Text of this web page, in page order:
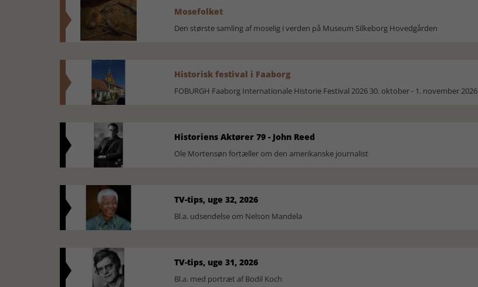
Mosefolket
Den største samling af moselig i verden på Museum Silkeborg Hovedgården
Historisk festival i Faaborg
FOBURGH Faaborg Internationale Historie Festival 2026 30. oktober - 1. november 2026
Historiens Aktører 79 - John Reed
Ole Mortensøn fortæller om den amerikanske journalist
TV-tips, uge 32, 2026
Bl.a. udsendelse om Nelson Mandela
TV-tips, uge 31, 2026
Bl.a. med portræt af Bodil Koch